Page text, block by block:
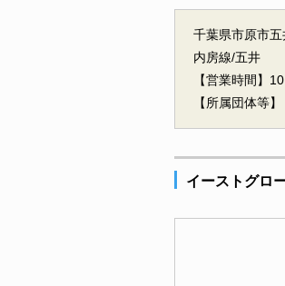
千葉県市原市
内房線/五井
【営業時間】
【所属団体等
イーストグロ